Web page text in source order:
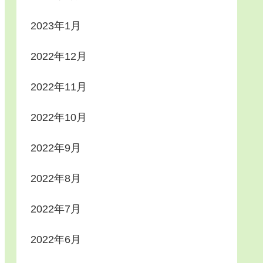
2023年1月
2022年12月
2022年11月
2022年10月
2022年9月
2022年8月
2022年7月
2022年6月